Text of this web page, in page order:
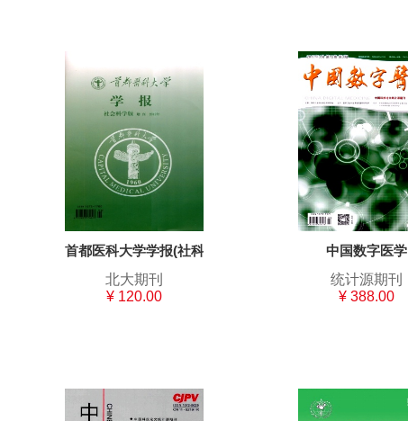
首都医科大学学报(社科版)
北大期刊
¥ 120.00
中国数字医学
统计源期刊
¥ 388.00